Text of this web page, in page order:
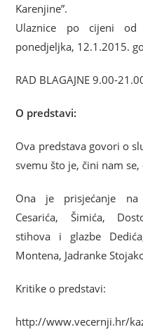
Karenjine”.
Ulaznice po cijeni
ponedjeljka, 12.1.2015.
RAD BLAGAJNE 9.00-
O predstavi:
Ova predstava govori o
svemu što je, čini nam
Ona je prisjećanje na
Cesarića, Šimića,
stihova i glazbe
Montena, Jadranke
Kritike o predstavi:
http://www.vecernji.hr/